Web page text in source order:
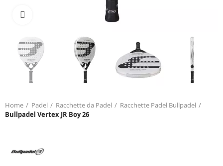
Home Padel Racchette da Padel
Racchette Padel Bullpadel
Bullpadel Vertex JR Boy 26